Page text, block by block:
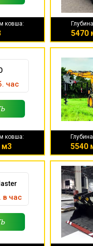
ковша:
5470
час
ковша:
м3 5540
в час